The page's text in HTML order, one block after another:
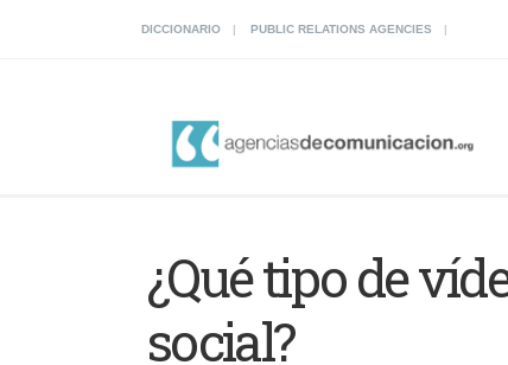
DICCIONARIO PUBLIC RELATIONS AGENCIES
¿Qué tipo de
social?